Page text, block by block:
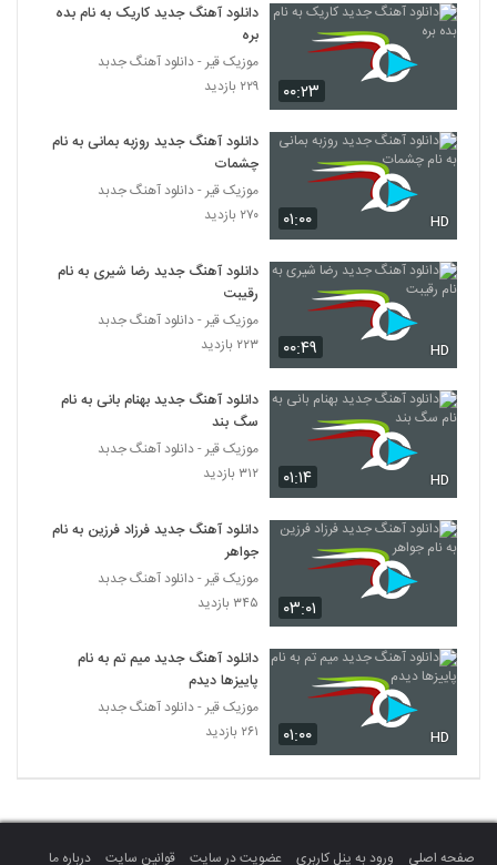
Nik Mano Asabi Kardeh)
384
۱,۶۵۵ بازدید
دانلود آهنگ محمد بهرامی بارون
(Mohammad Bahrami Baron)
Kianosh Khayyat
387
۲,۹۰۷ بازدید
388
دانلود آهنگ جدید و زیبای علی شمس الهی با
نام حرفات شیرین
دانلود آهنگ سر به راه از سامان جلیلی
390
دانلود آهنگ محمد معتمدی حالا که می روی
(Mohamad Motamedi Hala Ke
موزیک زیبای قسم میخورد از محمدرضا عشریه
۷۹۷ بازدید
392
دانلود آهنگ ای عشق از فریدون آسرایی
۰۰:۲۳
دانلود آهنگ جدید کاریک به نام بده
بره
موزیک قیر - دانلود آهنگ جدبد
۲۲۹ بازدید
۰۱:۰۰ HD
دانلود آهنگ جدید روزبه بمانی به نام
چشمات
موزیک قیر - دانلود آهنگ جدبد
۲۷۰ بازدید
۰۰:۴۹ HD
دانلود آهنگ جدید رضا شیری به نام
رقیبت
موزیک قیر - دانلود آهنگ جدبد
۲۲۳ بازدید
۰۱:۱۴ HD
دانلود آهنگ جدید بهنام بانی به نام
سگ بند
موزیک قیر - دانلود آهنگ جدبد
۳۱۲ بازدید
۰۳:۰۱
دانلود آهنگ جدید فرزاد فرزین به نام
جواهر
موزیک قیر - دانلود آهنگ جدبد
۳۴۵ بازدید
۰۱:۰۰ HD
دانلود آهنگ جدید میم تم به نام
پاییزها دیدم
موزیک قیر - دانلود آهنگ جدبد
۲۶۱ بازدید
صفحه اصلی ورود به پنل کاربری عضویت در سایت قوانین سایت درباره ما